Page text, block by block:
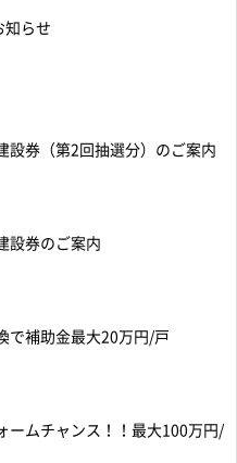
知らせ
設券（第2回抽選分）のご案内
設券のご案内
で補助金最大20万円/戸
ームチャンス！！最大100万円/